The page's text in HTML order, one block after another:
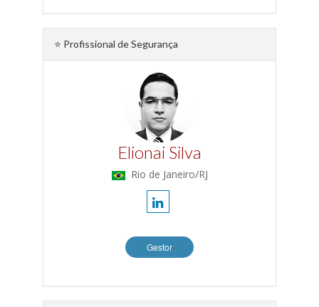
⭐ Profissional de Segurança
Elionai Silva
Rio de Janeiro/RJ
Gestor